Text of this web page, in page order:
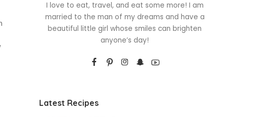
I love to eat, travel, and eat some more! I am
married to the man of my dreams and have a
beautiful little girl whose smiles can brighten
anyone’s day!
Latest Recipes